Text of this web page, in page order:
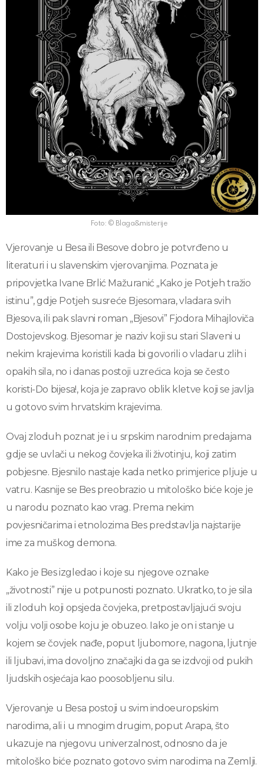
Foto: © Blaga&misterije
Vjerovanje u Besa ili Besove dobro je potvrđeno u
literaturi i u slavenskim vjerovanjima. Poznata je
pripovjetka Ivane Brlić Mažuranić „Kako je Potjeh tražio
istinu”, gdje Potjeh susreće Bjesomara, vladara svih
Bjesova, ili pak slavni roman „Bjesovi” Fjodora Mihajloviča
Dostojevskog. Bjesomar je naziv koji su stari Slaveni u
nekim krajevima koristili kada bi govorili o vladaru zlih i
opakih sila, no i danas postoji uzrećica koja se često
koristi-Do bijesa!, koja je zapravo oblik kletve koji se javlja
u gotovo svim hrvatskim krajevima.
Ovaj zloduh poznat je i u srpskim narodnim predajama
gdje se uvlači u nekog čovjeka ili životinju, koji zatim
pobjesne. Bjesnilo nastaje kada netko primjerice pljuje u
vatru. Kasnije se Bes preobrazio u mitološko biće koje je
u narodu poznato kao vrag. Prema nekim
povjesničarima i etnolozima Bes predstavlja najstarije
ime za muškog demona.
Kako je Bes izgledao i koje su njegove oznake
„životnosti” nije u potpunosti poznato. Ukratko, to je sila
ili zloduh koji opsjeda čovjeka, pretpostavljajući svoju
volju volji osobe koju je obuzeo. Iako je on i stanje u
kojem se čovjek nađe, poput ljubomore, nagona, ljutnje
ili ljubavi, ima dovoljno značajki da ga se izdvoji od pukih
ljudskih osjećaja kao poosobljenu silu.
Vjerovanje u Besa postoji u svim indoeuropskim
narodima, ali i u mnogim drugim, poput Arapa, što
ukazuje na njegovu univerzalnost, odnosno da je
mitološko biće poznato gotovo svim narodima na Zemlji.